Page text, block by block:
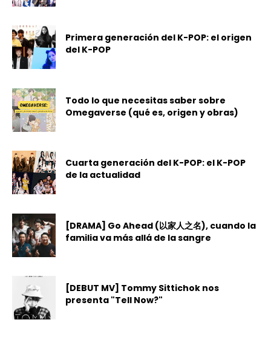
Primera generación del K-POP: el origen
del K-POP
Todo lo que necesitas saber sobre
Omegaverse (qué es, origen y obras)
Cuarta generación del K-POP: el K-POP
de la actualidad
[DRAMA] Go Ahead (以家人之名), cuando la
familia va más allá de la sangre
[DEBUT MV] Tommy Sittichok nos
presenta "Tell Now?"